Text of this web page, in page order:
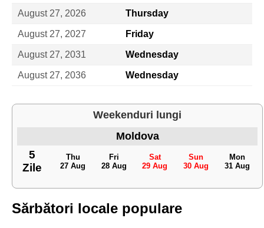
August 27, 2026 Thursday
August 27, 2027 Friday
August 27, 2031 Wednesday
August 27, 2036 Wednesday
Weekenduri lungi
Moldova
5
Zile
Thu
27 Aug
Fri
28 Aug
Sat
29 Aug
Sun
30 Aug
Mon
31 Aug
Sărbători locale populare